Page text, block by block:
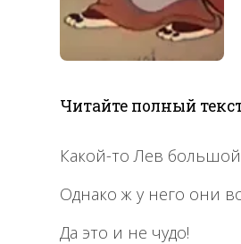
Читайте полный
Какой-то Лев
Однако ж у него они
Да это и не чудо!